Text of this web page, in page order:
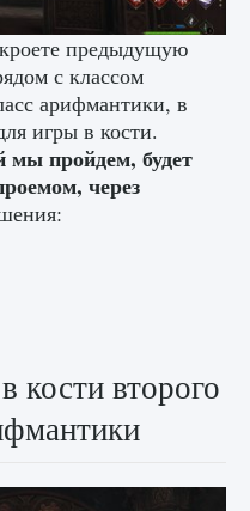
предыдущую
с классом
арифмантики, в
игры в кости.
пройдем, будет
через
кости второго